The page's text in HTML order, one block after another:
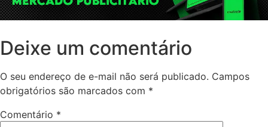
Deixe um comentário
O seu endereço de e-mail não será publicado. Campos
obrigatórios são marcados com *
Comentário *